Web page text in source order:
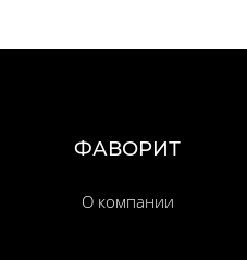
ФАВОРИТ
О компании